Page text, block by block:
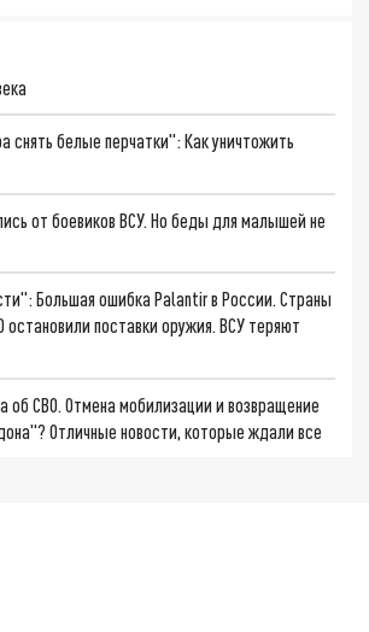
снять белые перчатки": Как уничтожить
от боевиков ВСУ. Но беды для малышей не
Большая ошибка Palantir в России. Страны
остановили поставки оружия. ВСУ теряют
об СВО. Отмена мобилизации и возвращение
Отличные новости, которые ждали все